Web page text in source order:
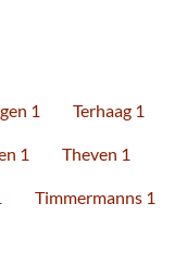
1 Terhaag 1
1 Theven 1
Timmermanns 1